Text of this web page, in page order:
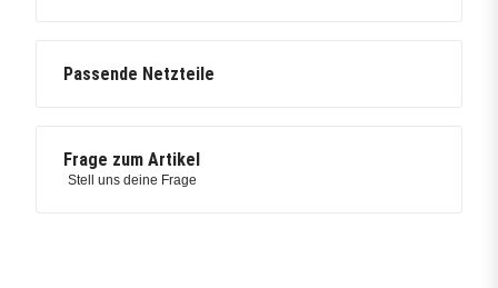
Passende Netzteile
Frage zum Artikel
Stell uns deine Frage